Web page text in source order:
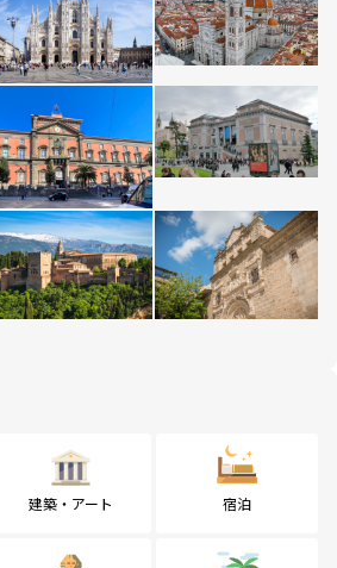
建築・アート 宿泊